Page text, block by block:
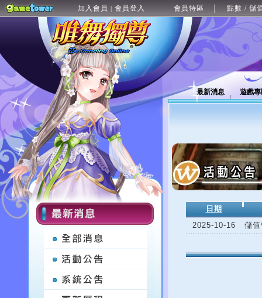
加入會員 | 會員登入 會員特區 點數 / 儲
最新消息 遊戲
日期
2025-10-16
儲